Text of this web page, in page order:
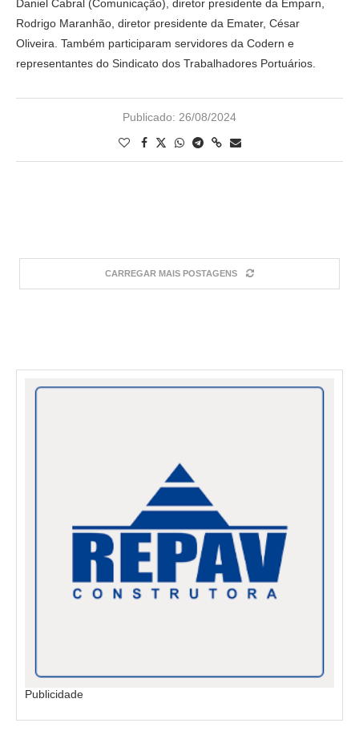
Daniel Cabral (Comunicação), diretor presidente da Emparn,
Rodrigo Maranhão, diretor presidente da Emater, César
Oliveira. Também participaram servidores da Codern e
representantes do Sindicato dos Trabalhadores Portuários.
Publicado: 26/08/2024
CARREGAR MAIS POSTAGENS
Publicidade